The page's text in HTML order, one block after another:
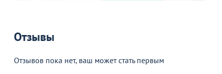
Отзывы
Отзывов пока нет, ваш может стать первым